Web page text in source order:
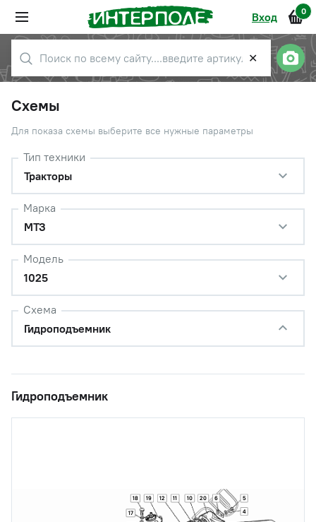
Вход 0
✕
Схемы
Для показа схемы выберите все нужные параметры
Тип техники
Тракторы
Марка
МТЗ
Модель
1025
Схема
Гидроподъемник
Гидроподъемник
4
5
6
10
11
12
17
18 19 20